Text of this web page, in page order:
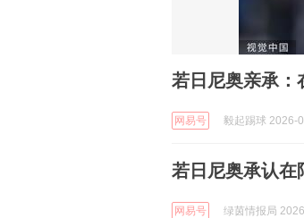
若日尼奥亲承：
网易号 毅起踢球 2026-
若日尼奥承认在
网易号 绿茵情报局